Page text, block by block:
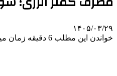
۱۴۰۵/۰۳/۲۹
خواندن این مطلب 6 دقیقه زمان میبرد